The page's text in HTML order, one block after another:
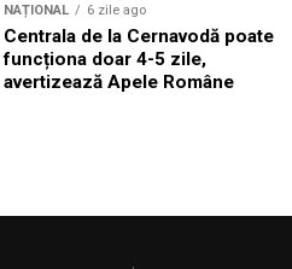
NAȚIONAL 6 zile ago
Centrala de la Cernavodă poate
funcționa doar 4-5 zile,
avertizează Apele Române